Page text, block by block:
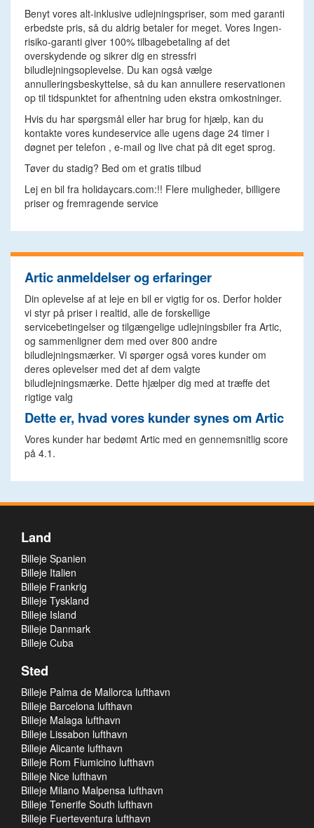
Benyt vores alt-inklusive udlejningspriser, som med garanti
erbedste pris, så du aldrig betaler for meget. Vores Ingen-
risiko-garanti giver 100% tilbagebetaling af det
overskydende og sikrer dig en stressfri
biludlejningsoplevelse. Du kan også vælge
annulleringsbeskyttelse, så du kan annullere reservationen
op til tidspunktet for afhentning uden ekstra omkostninger.
Hvis du har spørgsmål eller har brug for hjælp, kan du
kontakte vores kundeservice alle ugens dage 24 timer i
døgnet per telefon , e-mail og live chat på dit eget sprog.
Tøver du stadig? Bed om et gratis tilbud
Lej en bil fra holidaycars.com:!! Flere muligheder, billigere
priser og fremragende service
Artic anmeldelser og erfaringer
Din oplevelse af at leje en bil er vigtig for os. Derfor holder
vi styr på priser i realtid, alle de forskellige
servicebetingelser og tilgængelige udlejningsbiler fra Artic,
og sammenligner dem med over 800 andre
biludlejningsmærker. Vi spørger også vores kunder om
deres oplevelser med det af dem valgte
biludlejningsmærke. Dette hjælper dig med at træffe det
rigtige valg
Dette er, hvad vores kunder synes om Artic
Vores kunder har bedømt Artic med en gennemsnitlig score
på 4.1.
Land
Billeje Spanien
Billeje Italien
Billeje Frankrig
Billeje Tyskland
Billeje Island
Billeje Danmark
Billeje Cuba
Sted
Billeje Palma de Mallorca lufthavn
Billeje Barcelona lufthavn
Billeje Malaga lufthavn
Billeje Lissabon lufthavn
Billeje Alicante lufthavn
Billeje Rom Fiumicino lufthavn
Billeje Nice lufthavn
Billeje Milano Malpensa lufthavn
Billeje Tenerife South lufthavn
Billeje Fuerteventura lufthavn